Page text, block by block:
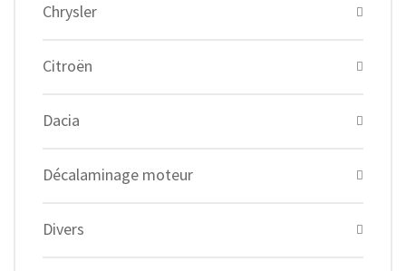
Chrysler
Citroën
Dacia
Décalaminage moteur
Divers